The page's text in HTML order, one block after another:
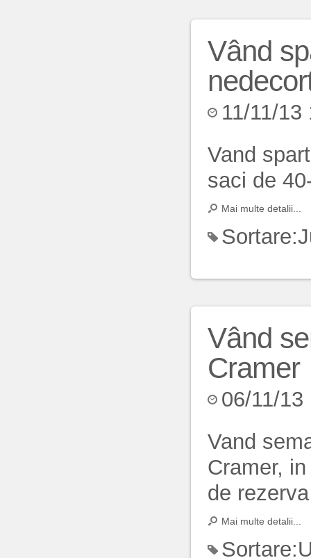
Vând
11/11/13
Vand
saci de
Mai multe detalii...
Sortare:
Vând
Cramer
06/11/13
Vand
Cramer,
de
Mai multe detalii...
Sortare: